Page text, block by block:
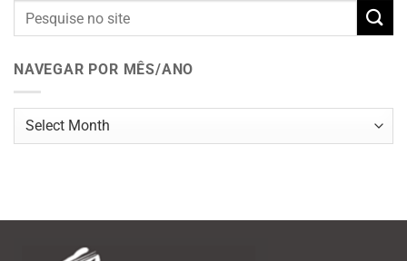
NAVEGAR POR MÊS/ANO
Navegar